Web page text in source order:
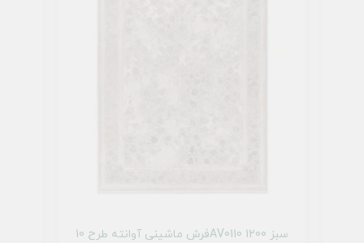
فرش ماشینی آوانته طرح 10AV0110 سبز 1200